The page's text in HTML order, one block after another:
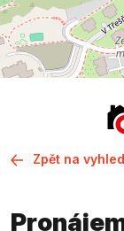
Zpět na